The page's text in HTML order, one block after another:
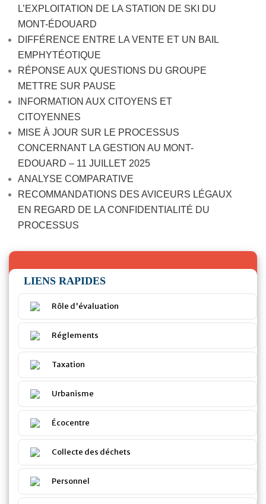
L’EXPLOITATION DE LA STATION DE SKI DU
MONT-ÉDOUARD
DIFFÉRENCE ENTRE LA VENTE ET UN BAIL
EMPHYTÉOTIQUE
RÉPONSE AUX QUESTIONS DU GROUPE
METTRE SUR PAUSE
INFORMATION AUX CITOYENS ET
CITOYENNES
MISE À JOUR SUR LE PROCESSUS
CONCERNANT LA GESTION AU MONT-
EDOUARD – 11 JUILLET 2025
ANALYSE COMPARATIVE
RECOMMANDATIONS DES AVICEURS LÉGAUX
EN REGARD DE LA CONFIDENTIALITÉ DU
PROCESSUS
LIENS RAPIDES
Rôle d'évaluation
Réglements
Taxation
Urbanisme
Écocentre
Collecte des déchets
Personnel